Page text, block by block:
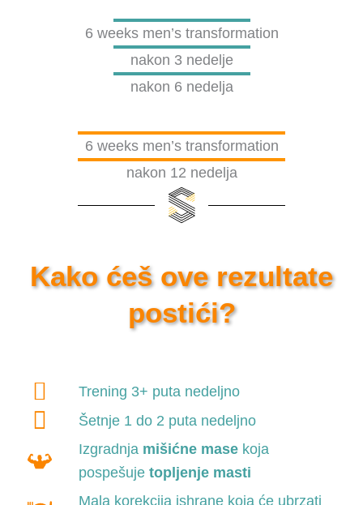
6 weeks men’s transformation
nakon 3 nedelje
nakon 6 nedelja
6 weeks men’s transformation
nakon 12 nedelja
Kako ćeš ove rezultate
postići?
Trening 3+ puta nedeljno
Šetnje 1 do 2 puta nedeljno
Izgradnja mišićne masekoja
pospešuje topljenje masti
Mala korekcija ishrane koja će ubrzati